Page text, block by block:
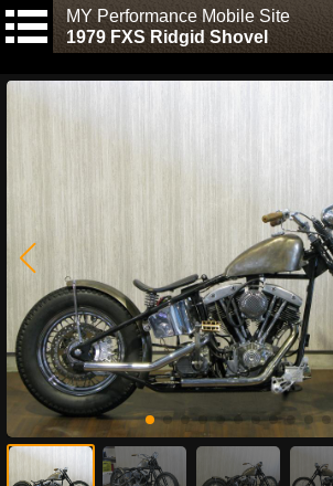
MY Performance Mobile Site
1979 FXS Ridgid Shovel